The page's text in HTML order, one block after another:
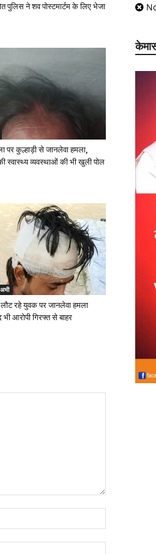
पुलिस ने शव पोस्टमार्टम के लिए भेजा
पर कुल्हाड़ी से जानलेवा हमला,
स्वास्थ्य व्यवस्थाओं की भी खुली पोल
रहे युवक पर जानलेवा हमला
भी आरोपी गिरफ्त से बाहर